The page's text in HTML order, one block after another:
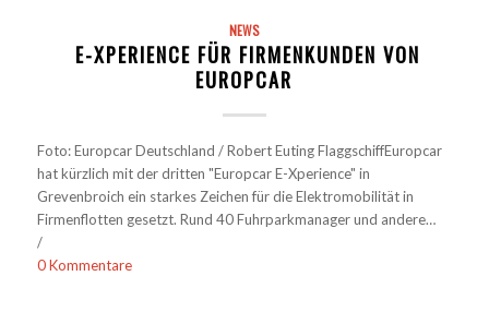
NEWS
E-XPERIENCE FÜR FIRMENKUNDEN VON
EUROPCAR
Foto: Europcar Deutschland / Robert Euting FlaggschiffEuropcar
hat kürzlich mit der dritten "Europcar E-Xperience" in
Grevenbroich ein starkes Zeichen für die Elektromobilität in
Firmenflotten gesetzt. Rund 40 Fuhrparkmanager und andere…
/
0 Kommentare